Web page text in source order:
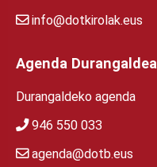
info@dotkirolak.eus
Agenda Durangaldea
Durangaldeko agenda
946 550 033
agenda@dotb.eus